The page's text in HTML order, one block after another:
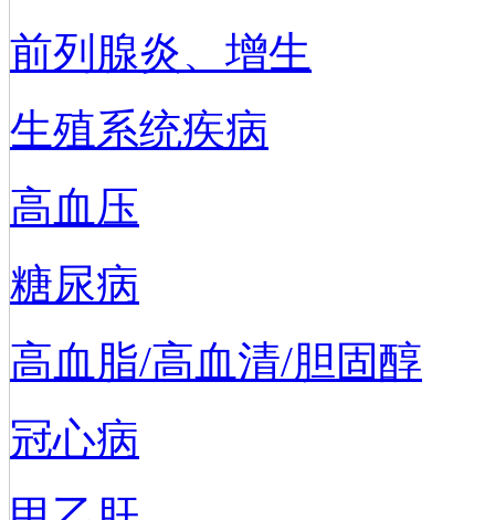
前列腺炎、增生
生殖系统疾病
高血压
糖尿病
高血脂/高血清/胆固醇
冠心病